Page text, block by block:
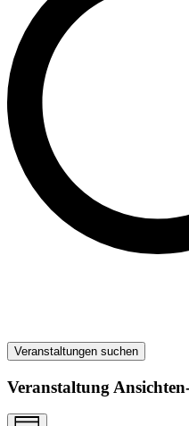
Veranstaltungen suchen
Veranstaltung